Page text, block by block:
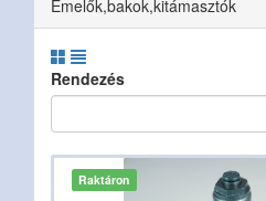
Emelők,bakok,kitámasztók
Rendezés
Raktáron